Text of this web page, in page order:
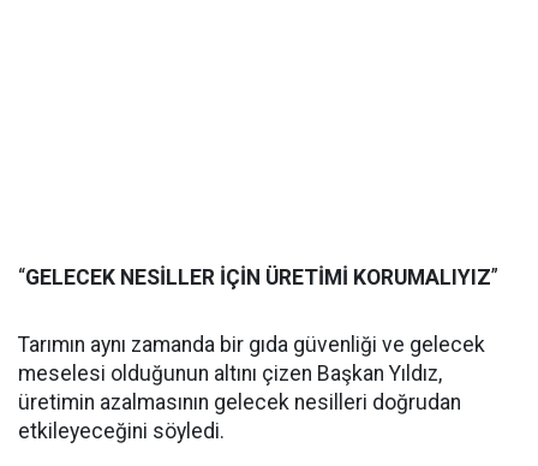
“GELECEK NESİLLER İÇİN ÜRETİMİ KORUMALIYIZ”
Tarımın aynı zamanda bir gıda güvenliği ve gelecek
meselesi olduğunun altını çizen Başkan Yıldız,
üretimin azalmasının gelecek nesilleri doğrudan
etkileyeceğini söyledi.